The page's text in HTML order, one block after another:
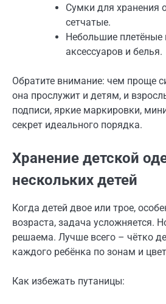
Сумки для хранения
сетчатые.
Небольшие плетёные
аксессуаров и белья.
Обратите внимание: чем проще
она прослужит и детям, и
подписи, яркие маркировки,
секрет идеального порядка.
Хранение детской
нескольких детей
Когда детей двое или трое,
возраста, задача усложняется.
решаема. Лучше всего – чётко
каждого ребёнка по зонам и
Как избежать путаницы: